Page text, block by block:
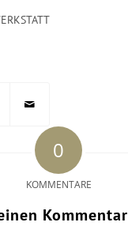
0
KOMMENTARE
Kommentar